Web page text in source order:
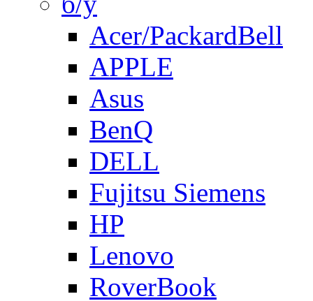
Acer/PackardBell
APPLE
Asus
BenQ
DELL
Fujitsu Siemens
HP
Lenovo
RoverBook